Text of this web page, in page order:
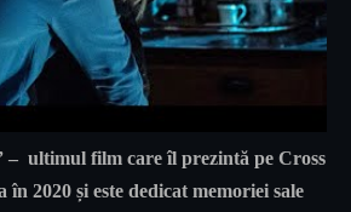
– ultimul film care îl prezintă pe Cross
în 2020 și este dedicat memoriei sale